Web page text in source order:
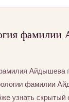
фамилии
Айдышева
фамилии
узнать